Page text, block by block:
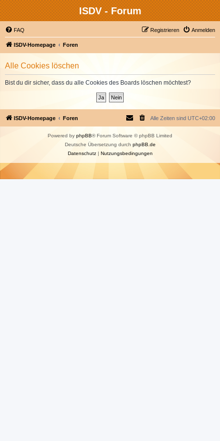
ISDV - Forum
FAQ Anmelden
Registrieren
ISDV-Homepage Foren
Alle Cookies löschen
Bist du dir sicher, dass du alle Cookies des Boards löschen möchtest?
ISDV-Homepage Foren Alle Zeiten sind UTC+02:00
Powered by phpBB® Forum Software © phpBB Limited
Deutsche Übersetzung durch phpBB.de
Datenschutz| Nutzungsbedingungen